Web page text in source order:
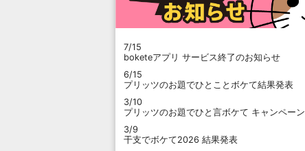
7/15
boketeアプリ サービス終了のお知らせ
6/15
プリッツのお題でひとことボケて結果発表
3/10
プリッツのお題でひと言ボケて キャンペーン
3/9
干支でボケて2026 結果発表